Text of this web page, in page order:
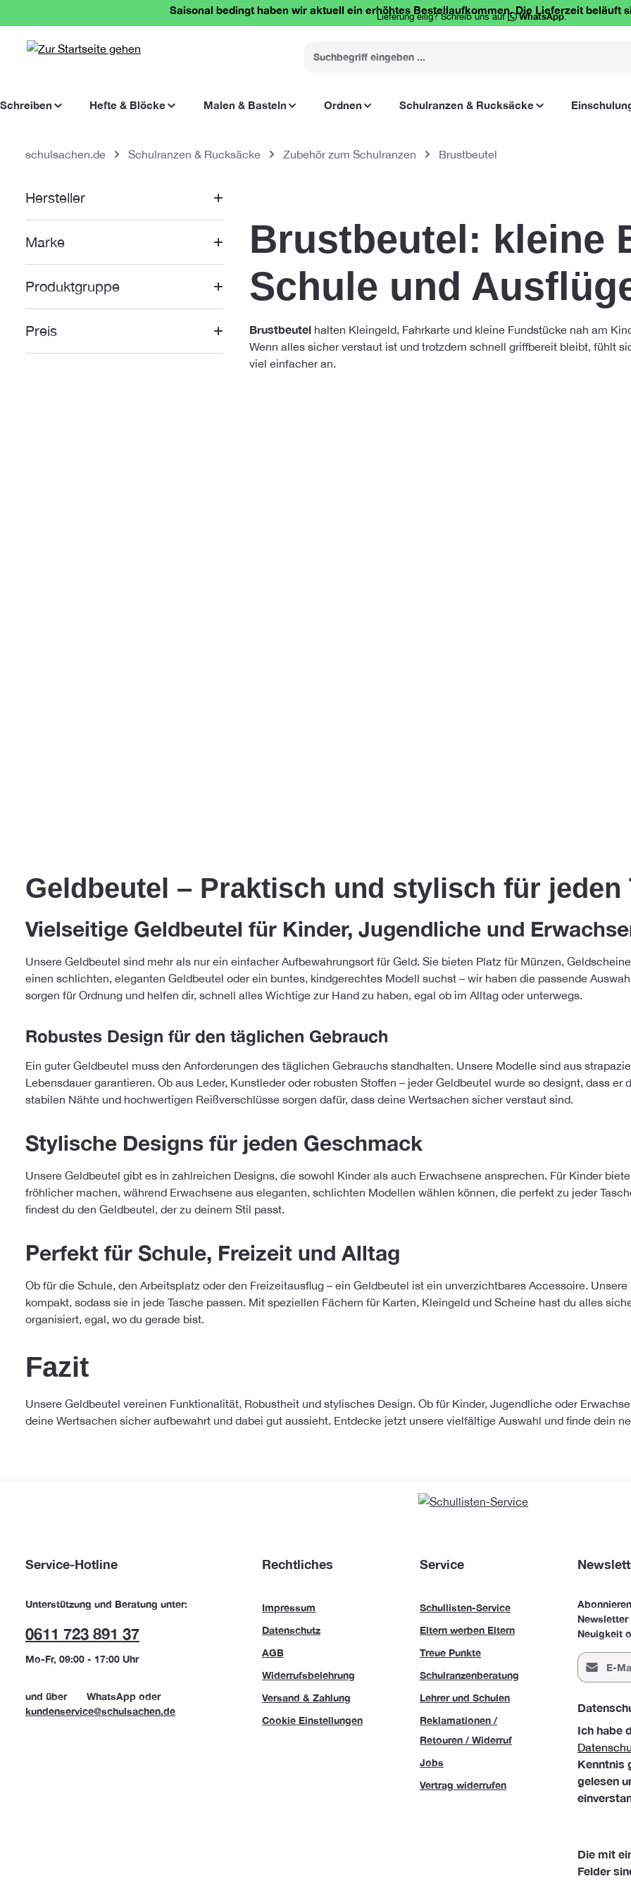
Zur Hauptnavigation springenSaisonal bedingt haben wir aktuell ein erhöhtes Bestellaufkommen. Die Lieferzeit beläuft
Lieferung eilig? Schreib uns auf WhatsApp.
Schreiben Hefte & Blöcke Malen & Basteln Ordnen Schulranzen & Rucksäcke
schulsachen.de Schulranzen & Rucksäcke Zubehör zum Schulranzen Brustbeutel
Hersteller
Marke
Produktgruppe
Preis
Brustbeutel: kleine
Schule und
Brustbeutel halten Kleingeld, Fahrkarte und kleine Fundstücke nah am
Wenn alles sicher verstaut ist und trotzdem schnell griffbereit bleibt, fühlt
viel einfacher an.
Geldbeutel – Praktisch und stylisch für jeden
Vielseitige Geldbeutel für Kinder, Jugendliche und
Unsere Geldbeutel sind mehr als nur ein einfacher Aufbewahrungsort für Geld. Sie bieten Platz für Münzen,
einen schlichten, eleganten Geldbeutel oder ein buntes, kindgerechtes Modell suchst – wir haben die passende
sorgen für Ordnung und helfen dir, schnell alles Wichtige zur Hand zu haben, egal ob im Alltag oder unterwegs.
Robustes Design für den täglichen Gebrauch
Ein guter Geldbeutel muss den Anforderungen des täglichen Gebrauchs standhalten. Unsere Modelle sind aus
Lebensdauer garantieren. Ob aus Leder, Kunstleder oder robusten Stoffen – jeder Geldbeutel wurde so designt, dass
stabilen Nähte und hochwertigen Reißverschlüsse sorgen dafür, dass deine Wertsachen sicher verstaut sind.
Stylische Designs für jeden Geschmack
Unsere Geldbeutel gibt es in zahlreichen Designs, die sowohl Kinder als auch Erwachsene ansprechen. Für Kinder
fröhlicher machen, während Erwachsene aus eleganten, schlichten Modellen wählen können, die perfekt zu jeder
findest du den Geldbeutel, der zu deinem Stil passt.
Perfekt für Schule, Freizeit und Alltag
Ob für die Schule, den Arbeitsplatz oder den Freizeitausflug – ein Geldbeutel ist ein unverzichtbares Accessoire.
kompakt, sodass sie in jede Tasche passen. Mit speziellen Fächern für Karten, Kleingeld und Scheine hast du alles
organisiert, egal, wo du gerade bist.
Fazit
Unsere Geldbeutel vereinen Funktionalität, Robustheit und stylisches Design. Ob für Kinder, Jugendliche oder
deine Wertsachen sicher aufbewahrt und dabei gut aussieht. Entdecke jetzt unsere vielfältige Auswahl und finde dein
Service-Hotline
Unterstützung und Beratung unter:
0611 723 891 37
Mo-Fr, 09:00 - 17:00 Uhr
und über WhatsApp oder
kundenservice@schulsachen.de
Rechtliches
Impressum
Datenschutz
AGB
Widerrufsbelehrung
Versand & Zahlung
Cookie Einstellungen
Service
Schullisten-Service
Eltern werben Eltern
Treue Punkte
Schulranzenberatung
Lehrer und Schulen
Reklamationen /
Retouren / Widerruf
Jobs
Vertrag widerrufen
Newsletter
Neuigkeit
E-Mail-
Ich habe
Kenntnis
gelesen
Die mit
Felder